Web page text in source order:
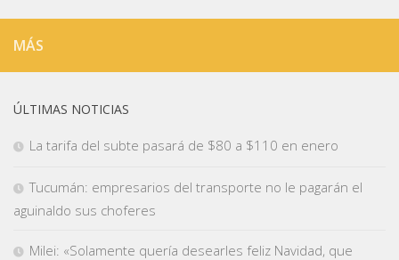
MÁS
ÚLTIMAS NOTICIAS
La tarifa del subte pasará de $80 a $110 en enero
Tucumán: empresarios del transporte no le pagarán el
aguinaldo sus choferes
Milei: «Solamente quería desearles feliz Navidad, que